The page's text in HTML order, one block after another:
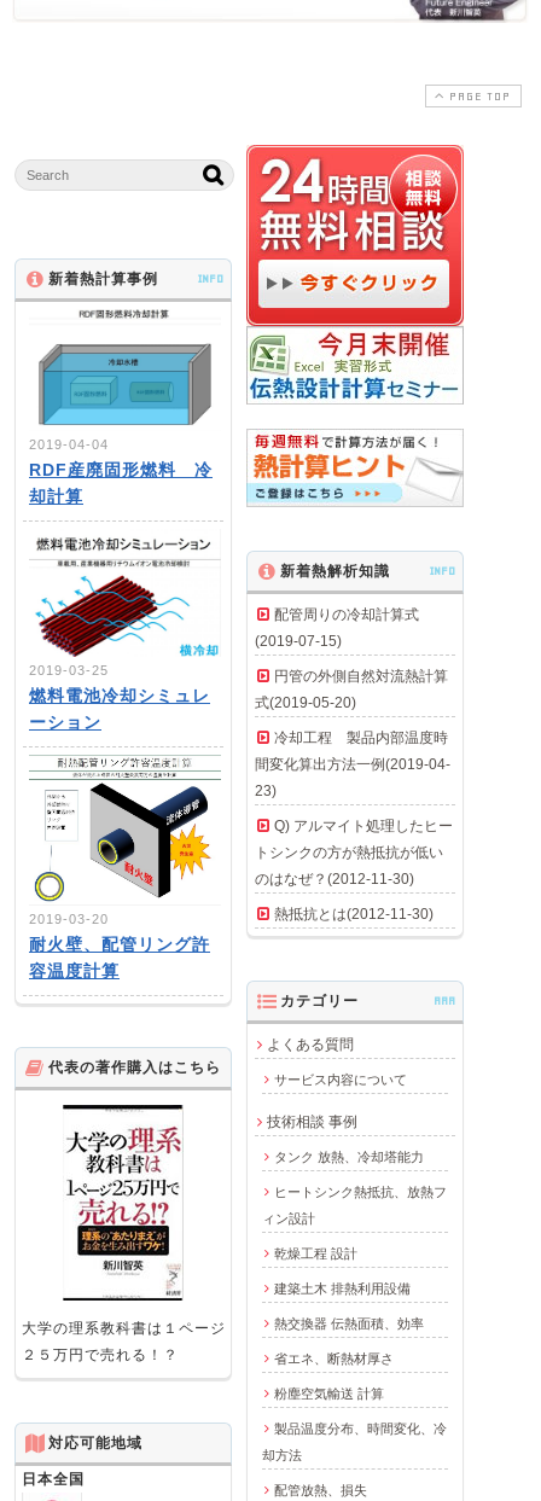
PAGE TOP
新着熱計算事例 INFO
2019-04-04
RDF産廃固形燃料 冷
却計算
2019-03-25
燃料電池冷却シミュレ
ーション
2019-03-20
耐火壁、配管リング許
容温度計算
新着熱解析知識 INFO
配管周りの冷却計算式
(2019-07-15)
円管の外側自然対流熱計算
式(2019-05-20)
冷却工程 製品内部温度時
間変化算出方法一例(2019-04-
23)
Q) アルマイト処理したヒー
トシンクの方が熱抵抗が低い
のはなぜ？(2012-11-30)
熱抵抗とは(2012-11-30)
カテゴリー AAA
よくある質問
サービス内容について
技術相談 事例
タンク 放熱、冷却塔能力
ヒートシンク熱抵抗、放熱フ
ィン設計
乾燥工程 設計
建築土木 排熱利用設備
熱交換器 伝熱面積、効率
省エネ、断熱材厚さ
粉塵空気輸送 計算
製品温度分布、時間変化、冷
却方法
配管放熱、損失
代表の著作購入はこちら
大学の理系教科書は１ページ
２５万円で売れる！？
対応可能地域
日本全国